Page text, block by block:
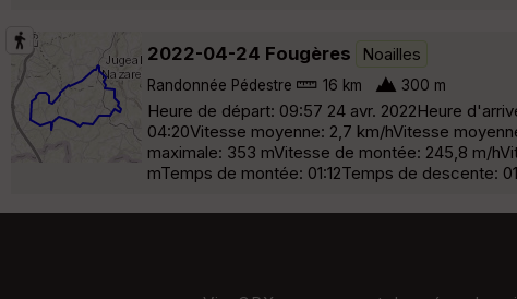
2022-04-24 Fougères Noailles
Randonnée Pédestre 16 km 300 m
Heure de départ: 09:57 24 avr. 2022Heure
04:20Vitesse moyenne: 2,7 km/hVitesse
maximale: 353 mVitesse de montée: 245,8 m/
mTemps de montée: 01:12Temps de descente: